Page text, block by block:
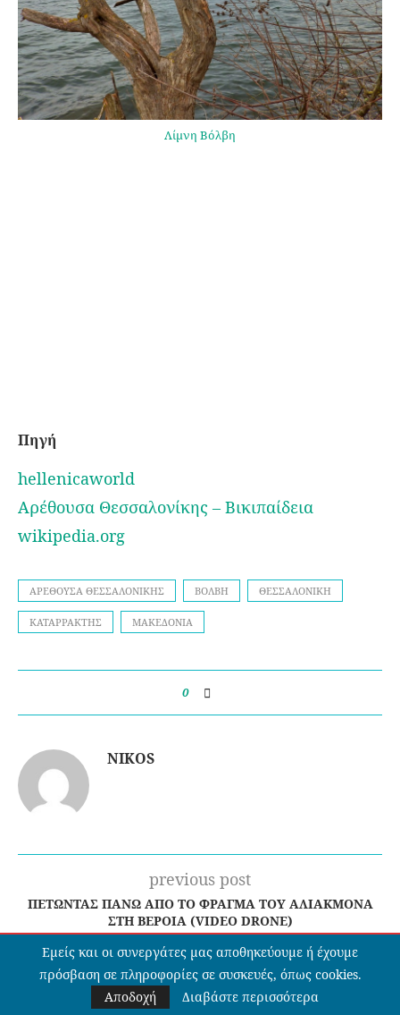
Λίμνη Βόλβη
Πηγή
hellenicaworld
Αρέθουσα Θεσσαλονίκης – Βικιπαίδεια
wikipedia.org
ΑΡΈΘΟΥΣΑ ΘΕΣΣΑΛΟΝΊΚΗΣ ΒΌΛΒΗ ΘΕΣΣΑΛΟΝΊΚΗ
ΚΑΤΑΡΡΆΚΤΗΣ ΜΑΚΕΔΟΝΊΑ
0
NIKOS
previous post
ΠΕΤΏΝΤΑΣ ΠΆΝΩ ΑΠΌ ΤΟ ΦΡΆΓΜΑ ΤΟΥ ΑΛΙΆΚΜΟΝΑ
ΣΤΗ ΒΈΡΟΙΑ (VIDEO DRONE)
next post
ΚΕΡΚΊΝΗΣ ΤΈΧΝΗ: Ο ΖΩΓΡΆΦΟΣ ΠΈΤΡΟΣ ΚΟΣΜΊΔΗΣ
ΣΤΟ THESEKDROMI
Εμείς και οι συνεργάτες μας αποθηκεύουμε ή έχουμε
πρόσβαση σε πληροφορίες σε συσκευές, όπως cookies.
Αποδοχή
Διαβάστε περισσότερα